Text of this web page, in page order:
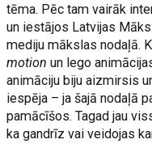
tēma. Pēc tam vairāk
un iestājos Latvijas
mediju mākslas nodaļā.
motionun lego
animāciju biju aizmirsis
iespēja – ja šajā nodaļā
pamācīšos. Tagad jau
ka gandrīz vai veidojas